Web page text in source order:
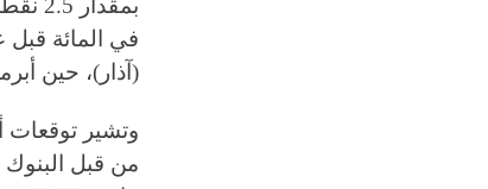
في المائة
(آذار)، حين